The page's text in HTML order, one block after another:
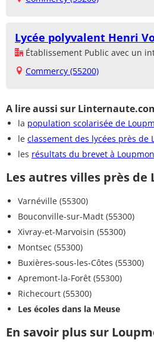
Lycée polyvalent Henri
Établissement Public avec un
Commercy (55200)
A lire aussi sur
la population scolarisée de
le classement des lycées près de
les résultats du brevet à
Les autres villes près de
Varnéville (55300)
Bouconville-sur-Madt (55300)
Xivray-et-Marvoisin (55300)
Montsec (55300)
Buxières-sous-les-Côtes (55300)
Apremont-la-Forêt (55300)
Richecourt (55300)
Les écoles dans la Meuse
En savoir plus sur